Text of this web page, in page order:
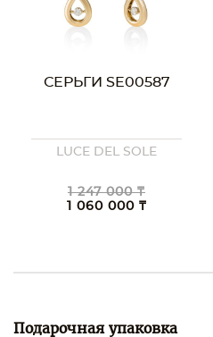
СЕРЬГИ SE00587
LUCE DEL SOLE
1 247 000 ₸
1 060 000 ₸
Подарочная упаковка